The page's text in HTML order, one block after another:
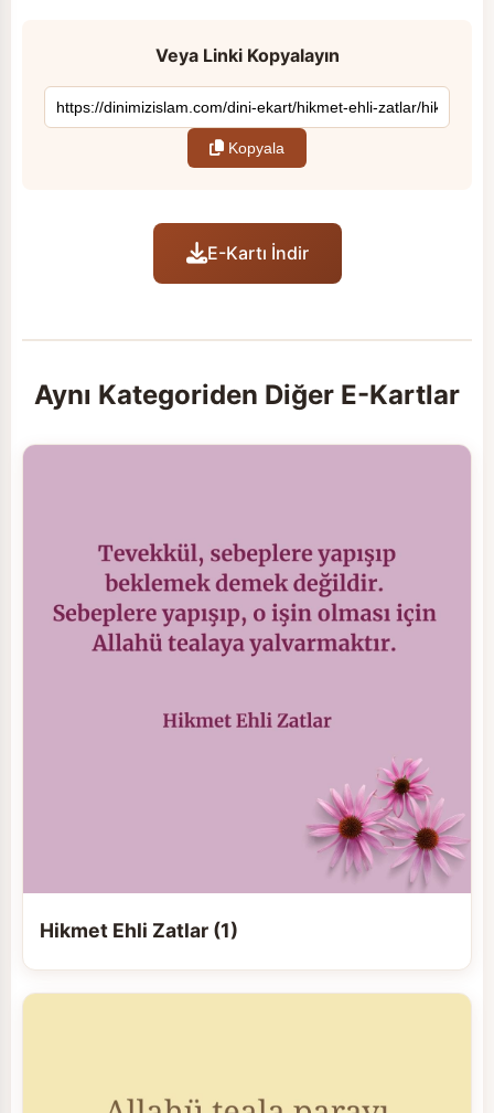
Veya Linki Kopyalayın
Kopyala
E-Kartı İndir
Aynı Kategoriden Diğer E-Kartlar
Hikmet Ehli Zatlar (1)